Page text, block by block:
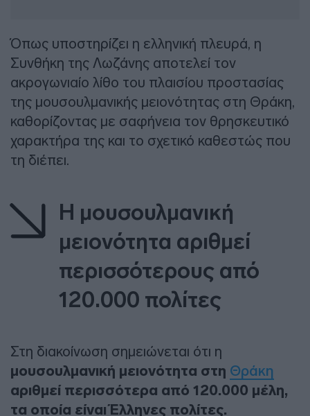
Όπως υποστηρίζει η ελληνική πλευρά, η
Συνθήκη της Λωζάνης αποτελεί τον
ακρογωνιαίο λίθο του πλαισίου προστασίας
της μουσουλμανικής μειονότητας στη Θράκη,
καθορίζοντας με σαφήνεια τον θρησκευτικό
χαρακτήρα της και το σχετικό καθεστώς που
τη διέπει.
Η μουσουλμανική
μειονότητα αριθμεί
περισσότερους από
120.000 πολίτες
Στη διακοίνωση σημειώνεται ότι η
μουσουλμανική μειονότητα στη Θράκη
αριθμεί περισσότερα από 120.000 μέλη,
τα οποία είναι Έλληνες πολίτες.